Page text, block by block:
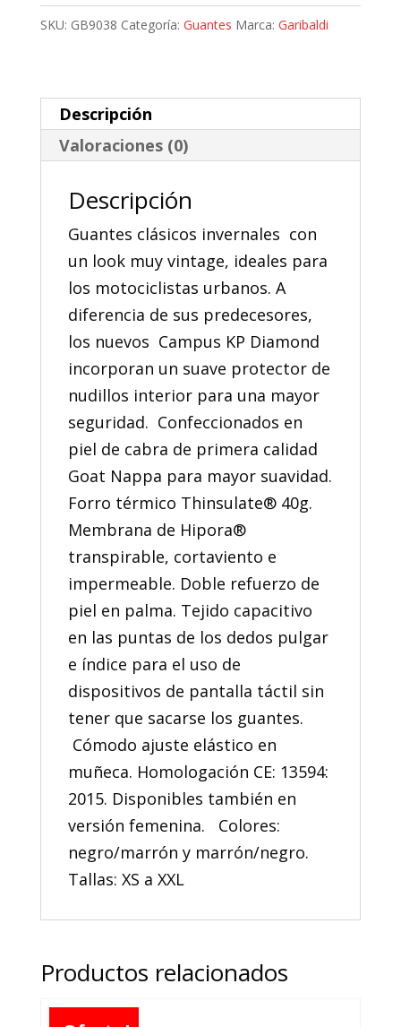
Diamond
cantidad
SKU: GB9038 Categoría: Guantes Marca: Garibaldi
Descripción
Valoraciones (0)
Descripción
Guantes clásicos invernales con
un look muy vintage, ideales para
los motociclistas urbanos. A
diferencia de sus predecesores,
los nuevos Campus KP Diamond
incorporan un suave protector de
nudillos interior para una mayor
seguridad. Confeccionados en
piel de cabra de primera calidad
Goat Nappa para mayor suavidad.
Forro térmico Thinsulate® 40g.
Membrana de Hipora®
transpirable, cortaviento e
impermeable. Doble refuerzo de
piel en palma. Tejido capacitivo
en las puntas de los dedos pulgar
e índice para el uso de
dispositivos de pantalla táctil sin
tener que sacarse los guantes.
Cómodo ajuste elástico en
muñeca. Homologación CE: 13594:
2015. Disponibles también en
versión femenina. Colores:
negro/marrón y marrón/negro.
Tallas: XS a XXL
Productos relacionados